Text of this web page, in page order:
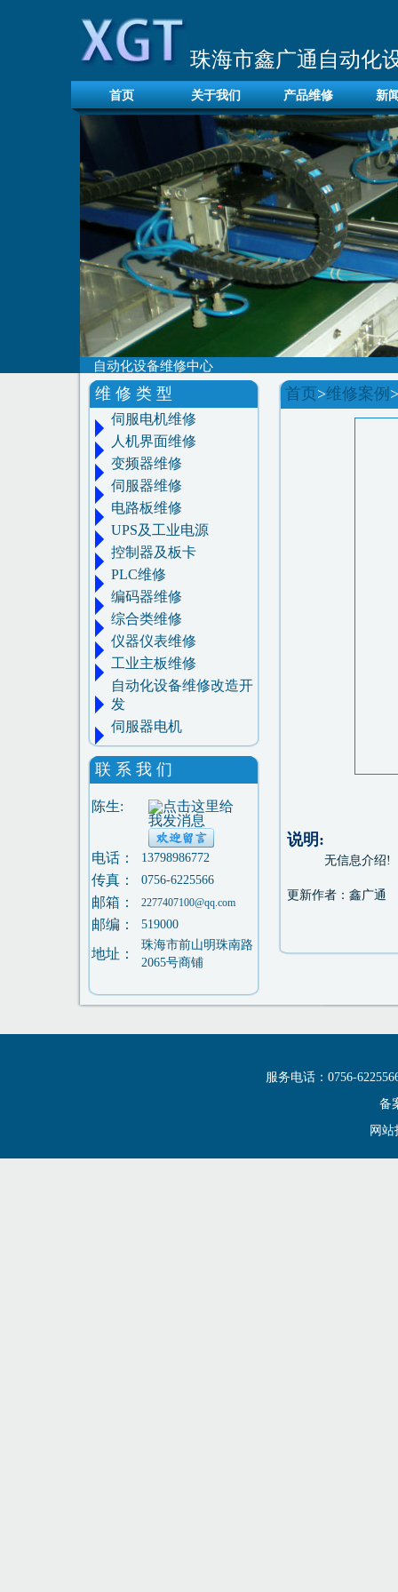
珠海市鑫广通自动化
首页 关于我们 产品维修 新
自动化设备维修中心
维 修 类 型
伺服电机维修
人机界面维修
变频器维修
伺服器维修
电路板维修
UPS及工业电源
控制器及板卡
PLC维修
编码器维修
综合类维修
仪器仪表维修
工业主板维修
自动化设备维修改造开
发
伺服器电机
联 系 我 们
陈生:
电话： 13798986772
传真： 0756-6225566
邮箱： 2277407100@qq.com
邮编： 519000
地址：
珠海市前山明珠南路
2065号商铺
首页>维修案例 >
说明:
无信息介绍!
更新作者：鑫广通
服务电话：0756-
备
网站